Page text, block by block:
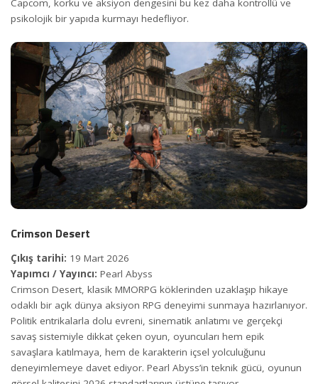
Capcom, korku ve aksiyon dengesini bu kez daha kontrollü ve
psikolojik bir yapıda kurmayı hedefliyor.
Crimson Desert
Çıkış tarihi: 19 Mart 2026
Yapımcı / Yayıncı: Pearl Abyss
Crimson Desert, klasik MMORPG köklerinden uzaklaşıp hikaye
odaklı bir açık dünya aksiyon RPG deneyimi sunmaya hazırlanıyor.
Politik entrikalarla dolu evreni, sinematik anlatımı ve gerçekçi
savaş sistemiyle dikkat çeken oyun, oyuncuları hem epik
savaşlara katılmaya, hem de karakterin içsel yolculuğunu
deneyimlemeye davet ediyor. Pearl Abyss’in teknik gücü, oyunun